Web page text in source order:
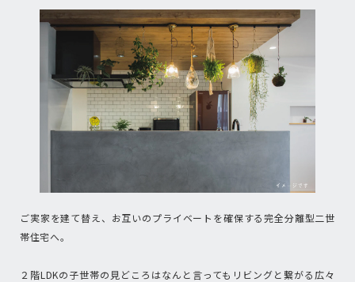
ご実家を建て替え、お互いのプライベートを確保する完全分離型二世
帯住宅へ。
２階LDKの子世帯の見どころはなんと言ってもリビングと繋がる広々